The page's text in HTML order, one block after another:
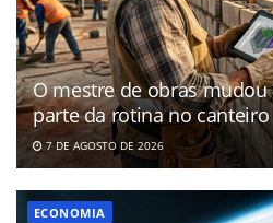
O mestre de obras mudou
parte da rotina no canteiro
7 DE AGOSTO DE 2026
ECONOMIA